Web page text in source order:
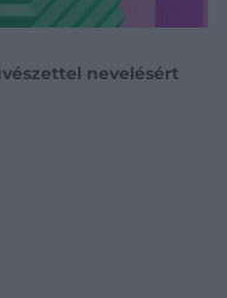
nevelésért